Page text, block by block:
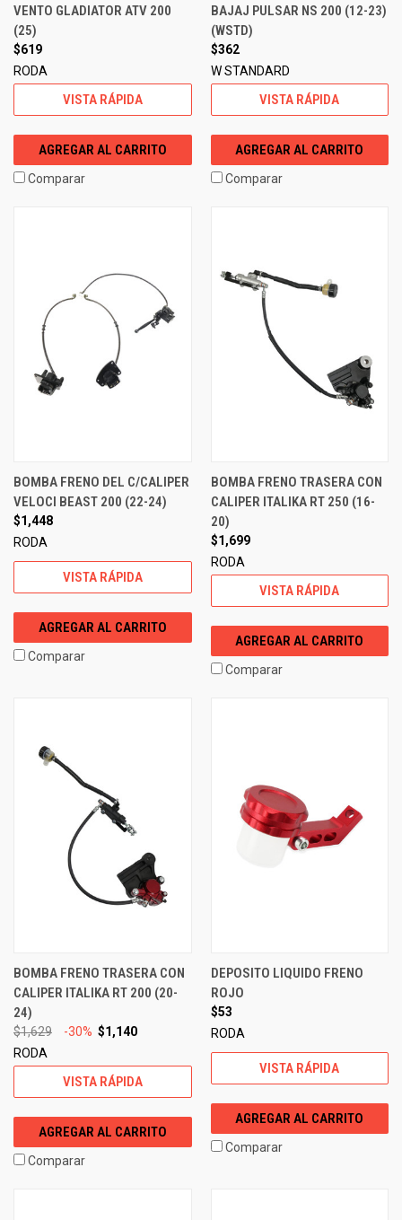
VENTO GLADIATOR ATV 200
(25)
$619
RODA
VISTA RÁPIDA
AGREGAR AL CARRITO
Comparar
BAJAJ PULSAR NS 200 (12-23)
(WSTD)
$362
W STANDARD
VISTA RÁPIDA
AGREGAR AL CARRITO
Comparar
BOMBA FRENO DEL C/CALIPER
VELOCI BEAST 200 (22-24)
$1,448
RODA
VISTA RÁPIDA
AGREGAR AL CARRITO
Comparar
BOMBA FRENO TRASERA CON
CALIPER ITALIKA RT 250 (16-
20)
$1,699
RODA
VISTA RÁPIDA
AGREGAR AL CARRITO
Comparar
BOMBA FRENO TRASERA CON
CALIPER ITALIKA RT 200 (20-
24)
$1,629 -30% $1,140
RODA
VISTA RÁPIDA
AGREGAR AL CARRITO
Comparar
DEPOSITO LIQUIDO FRENO
ROJO
$53
RODA
VISTA RÁPIDA
AGREGAR AL CARRITO
Comparar